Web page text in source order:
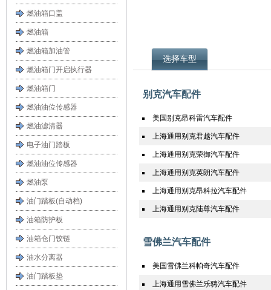
燃油箱口盖
燃油箱
燃油箱加油管
燃油箱门开启执行器
燃油箱门
燃油油位传感器
燃油滤清器
电子油门踏板
燃油油位传感器
燃油泵
油门踏板(自动档)
油箱防护板
油箱仓门铰链
油水分离器
油门踏板垫
选择车型
别克汽车配件
美国别克昂科雷汽车配件
上海通用别克君越汽车配件
上海通用别克荣御汽车配件
上海通用别克英朗汽车配件
上海通用别克昂科拉汽车配件
上海通用别克陆尊汽车配件
雪佛兰汽车配件
美国雪佛兰科帕奇汽车配件
上海通用雪佛兰乐骋汽车配件